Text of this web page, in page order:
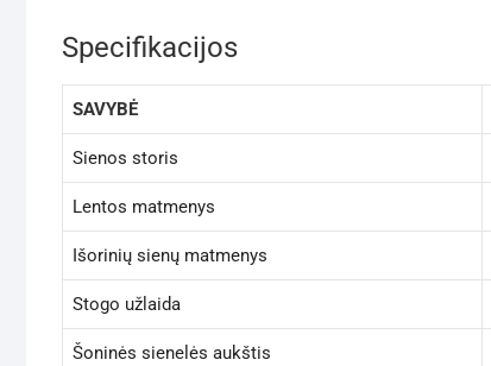
Specifikacijos
SAVYBĖ
Sienos storis
Lentos matmenys
Išorinių sienų matmenys
Stogo užlaida
Šoninės sienelės aukštis